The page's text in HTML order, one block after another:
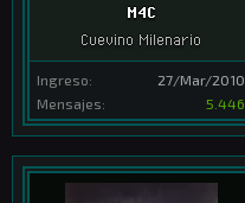
M4C
Cuevino Milenario
Ingreso:
27/Mar/2010
Mensajes:
5.446